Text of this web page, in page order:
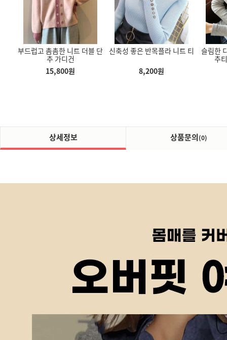
부드럽고 촘촘한 니트 더블 단
추 가디건
15,800원
신축성 좋은 반목플라 니트 티
8,200원
슬림한
추
이 우수한 헬
다리 길어보이는 여성바지 트
레이닝 팬츠
부드럽고 편안한 쫀쫀한 목폴
라티 봄 가을 겨울 슬림한 모
상세정보 상품문의(0)